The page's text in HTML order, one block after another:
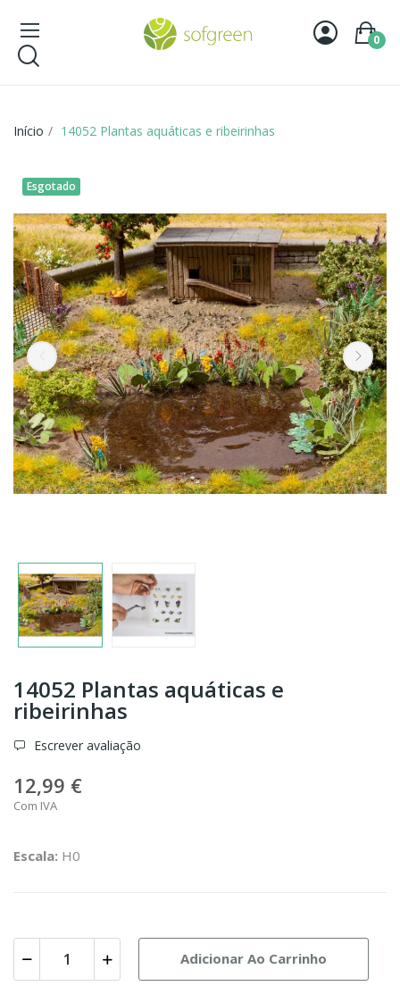
0
Início 14052 Plantas aquáticas e ribeirinhas
Esgotado
14052 Plantas aquáticas e
ribeirinhas
Escrever avaliação
12,99 €
Com IVA
Escala: H0
Adicionar Ao Carrinho